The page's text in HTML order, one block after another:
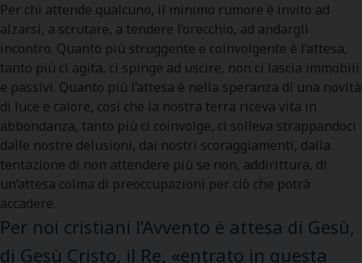
Per chi attende qualcuno, il minimo rumore è invito ad
alzarsi, a scrutare, a tendere l’orecchio, ad andargli
incontro. Quanto più struggente e coinvolgente è l’attesa,
tanto più ci agita, ci spinge ad uscire, non ci lascia immobili
e passivi. Quanto più l’attesa è nella speranza di una novità
di luce e calore, così che la nostra terra riceva vita in
abbondanza, tanto più ci coinvolge, ci solleva strappandoci
dalle nostre delusioni, dai nostri scoraggiamenti, dalla
tentazione di non attendere più se non, addirittura, di
un’attesa colma di preoccupazioni per ciò che potrà
accadere.
Per noi cristiani l’Avvento è attesa di Gesù,
di Gesù Cristo, il Re, «entrato in questa